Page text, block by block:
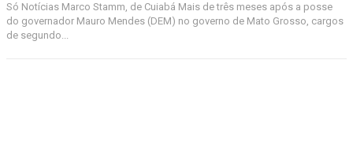
Só Notícias Marco Stamm, de Cuiabá Mais de três meses após a posse
do governador Mauro Mendes (DEM) no governo de Mato Grosso, cargos
de segundo...